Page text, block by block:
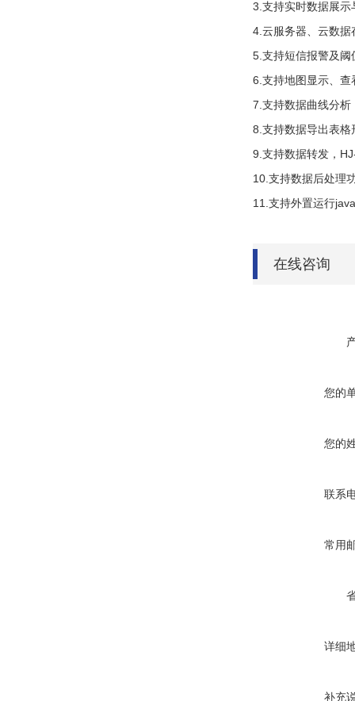
3.支持实时数据展
4.云服务器、云数
5.支持短信报警及阈
6.支持地图显示、查
7.支持数据曲线分析
8.支持数据导出表格
9.支持数据转发，
10.支持数据后处理
11.支持外置运行
在线咨询
您的
您的
联系
常用
详细
补充